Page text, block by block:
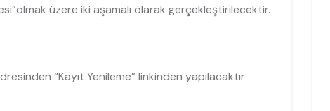
üzere iki aşamalı olarak gerçekleştirilecektir.
“Kayıt Yenileme” linkinden yapılacaktır